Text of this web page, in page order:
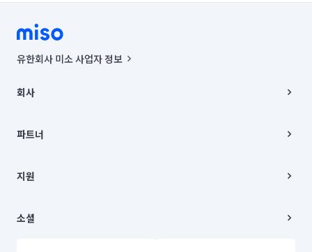
유한회사 미소 사업자 정보
00019 |
주소 | 본사: 서울특별시 종로구 율곡로 6(중학동, 트윈트리빌딩) B동 5층
컨택센터 : 서울특별시 종로구 수송동 율곡로 24, 7층, 8층 미소
상품, 상품정보, 거래에 관한 의무와 책임은 거래당사자에게 있습니다.
언론 보도 관련 문의:
© 유한회사 미소. Miso, Inc. All Rights Reserved.
회사
채용
파트너
이사
지원
이용약관
소셜